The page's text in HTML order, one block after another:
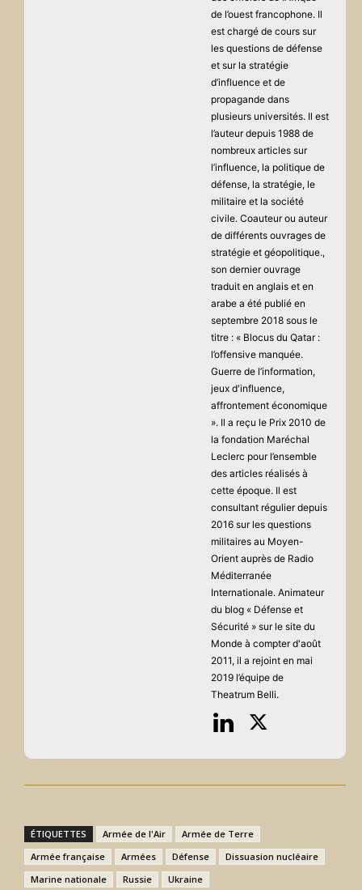
de l’ouest francophone. Il
est chargé de cours sur
les questions de défense
et sur la stratégie
d’influence et de
propagande dans
plusieurs universités. Il est
l’auteur depuis 1988 de
nombreux articles sur
l’influence, la politique de
défense, la stratégie, le
militaire et la société
civile. Coauteur ou auteur
de différents ouvrages de
stratégie et géopolitique.,
son dernier ouvrage
traduit en anglais et en
arabe a été publié en
septembre 2018 sous le
titre : « Blocus du Qatar :
l’offensive manquée.
Guerre de l’information,
jeux d'influence,
affrontement économique
». Il a reçu le Prix 2010 de
la fondation Maréchal
Leclerc pour l’ensemble
des articles réalisés à
cette époque. Il est
consultant régulier depuis
2016 sur les questions
militaires au Moyen-
Orient auprès de Radio
Méditerranée
Internationale. Animateur
du blog « Défense et
Sécurité » sur le site du
Monde à compter d'août
2011, il a rejoint en mai
2019 l’équipe de
Theatrum Belli.
ÉTIQUETTES Armée de l'Air
Armée de Terre
Armée française
Armées Défense
Dissuasion nucléaire
Marine nationale
Russie Ukraine